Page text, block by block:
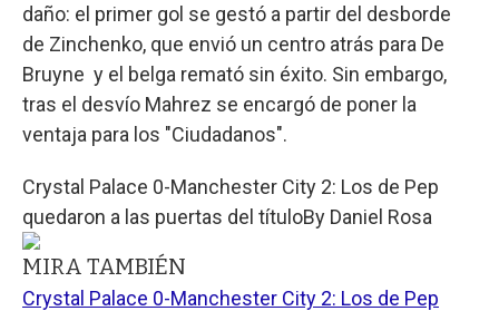
daño: el primer gol se gestó a partir del desborde
de Zinchenko, que envió un centro atrás para De
Bruyne y el belga remató sin éxito. Sin embargo,
tras el desvío Mahrez se encargó de poner la
ventaja para los "Ciudadanos".
Crystal Palace 0-Manchester City 2: Los de Pep
quedaron a las puertas del títuloBy Daniel Rosa
MIRA TAMBIÉN
Crystal Palace 0-Manchester City 2: Los de Pep